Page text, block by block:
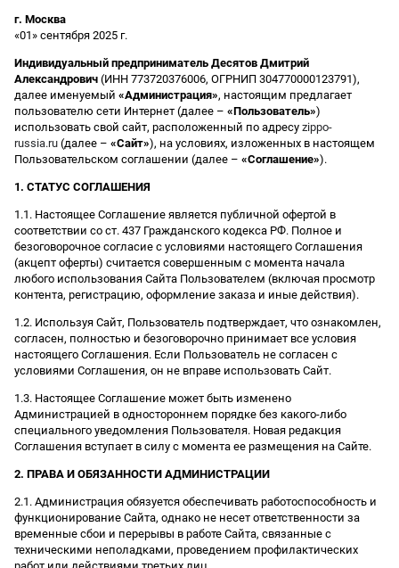
г. Москва
«01» сентября 2025 г.
Индивидуальный предприниматель Десятов Дмитрий
Александрович (ИНН 773720376006, ОГРНИП 304770000123791),
далее именуемый «Администрация», настоящим предлагает
пользователю сети Интернет (далее – «Пользователь»)
использовать свой сайт, расположенный по адресу zippo-
russia.ru (далее – «Сайт»), на условиях, изложенных в настоящем
Пользовательском соглашении (далее – «Соглашение»).
1. СТАТУС СОГЛАШЕНИЯ
1.1. Настоящее Соглашение является публичной офертой в
соответствии со ст. 437 Гражданского кодекса РФ. Полное и
безоговорочное согласие с условиями настоящего Соглашения
(акцепт оферты) считается совершенным с момента начала
любого использования Сайта Пользователем (включая просмотр
контента, регистрацию, оформление заказа и иные действия).
1.2. Используя Сайт, Пользователь подтверждает, что ознакомлен,
согласен, полностью и безоговорочно принимает все условия
настоящего Соглашения. Если Пользователь не согласен с
условиями Соглашения, он не вправе использовать Сайт.
1.3. Настоящее Соглашение может быть изменено
Администрацией в одностороннем порядке без какого-либо
специального уведомления Пользователя. Новая редакция
Соглашения вступает в силу с момента ее размещения на Сайте.
2. ПРАВА И ОБЯЗАННОСТИ АДМИНИСТРАЦИИ
2.1. Администрация обязуется обеспечивать работоспособность и
функционирование Сайта, однако не несет ответственности за
временные сбои и перерывы в работе Сайта, связанные с
техническими неполадками, проведением профилактических